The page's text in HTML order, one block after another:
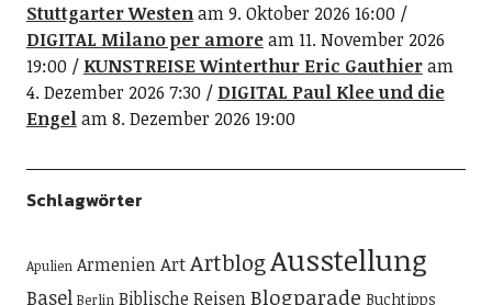
Stuttgarter Westenam 9. Oktober 2026 16:00
DIGITAL Milano per amoream 11. November 2026
19:00
KUNSTREISE Winterthur Eric Gauthieram
4. Dezember 2026 7:30
DIGITAL Paul Klee und die
Engelam 8. Dezember 2026 19:00
Schlagwörter
Apulien ArmenienArtArtblogAusstellung
Basel Berlin Biblische ReisenBlogparade Buchtipps